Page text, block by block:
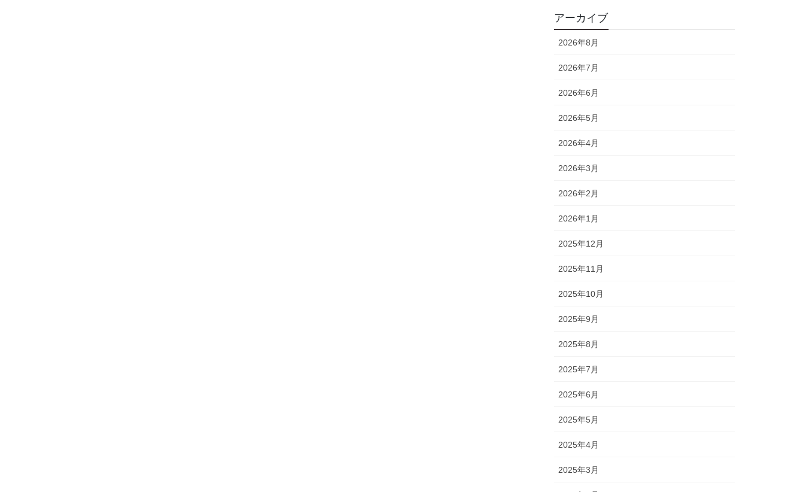
アーカイブ
2026年8月
2026年7月
2026年6月
2026年5月
2026年4月
2026年3月
2026年2月
2026年1月
2025年12月
2025年11月
2025年10月
2025年9月
2025年8月
2025年7月
2025年6月
2025年5月
2025年4月
2025年3月